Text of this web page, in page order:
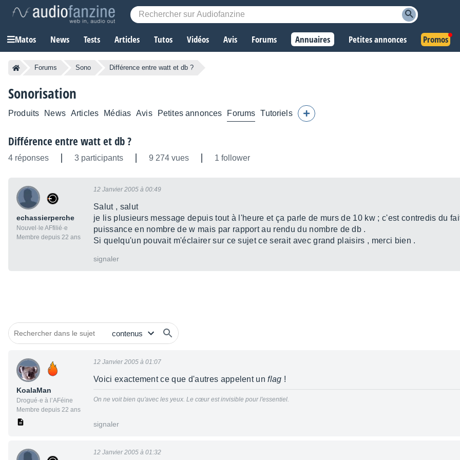
Matos News Tests Articles Tutos Vidéos Avis Forums Annuaires Petites annonces Promos
Forums Sono Différence entre watt et db ?
Sonorisation
Produits News Articles Médias Avis Petites annonces Forums Tutoriels
Différence entre watt et db ?
4 réponses 3 participants 9 274 vues 1 follower
echassierperche
Nouvel·le AFfilié·e
Membre depuis 22 ans
12 Janvier 2005 à 00:49
Salut , salut
je lis plusieurs message depuis tout à l'heure et ça parle de murs de 10 kw ; c'est contredis du
puissance en nombre de w mais par rapport au rendu du nombre de db .
Si quelqu'un pouvait m'éclairer sur ce sujet ce serait avec grand plaisirs , merci bien .
signaler
KoalaMan
Drogué·e à l’AFéine
Membre depuis 22 ans
12 Janvier 2005 à 01:07
Voici exactement ce que d'autres appelent unflag !
On ne voit bien qu'avec les yeux. Le cœur est invisible pour l'essentiel.
signaler
12 Janvier 2005 à 01:32